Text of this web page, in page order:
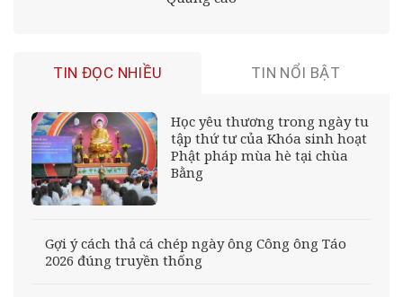
TIN ĐỌC NHIỀU TIN NỔI BẬT
Học yêu thương trong ngày tu
tập thứ tư của Khóa sinh hoạt
Phật pháp mùa hè tại chùa
Bằng
Gợi ý cách thả cá chép ngày ông Công ông Táo
2026 đúng truyền thống